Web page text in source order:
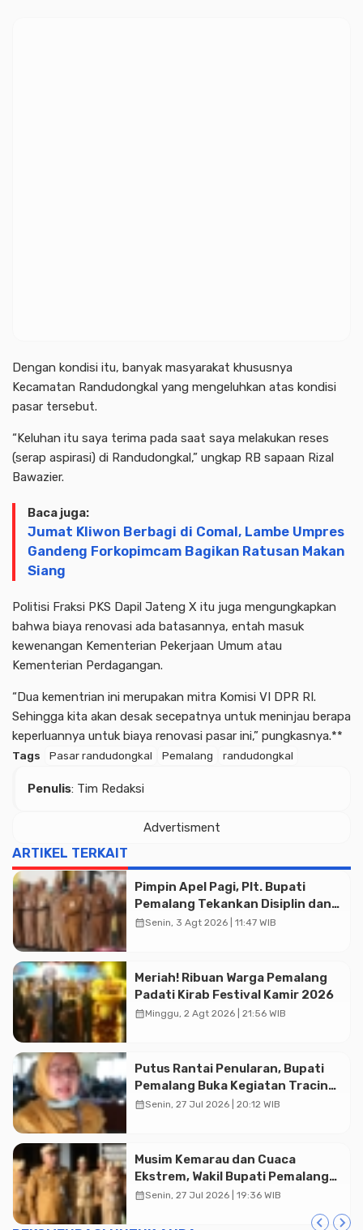
Dengan kondisi itu, banyak masyarakat khususnya
Kecamatan Randudongkal yang mengeluhkan atas kondisi
pasar tersebut.
“Keluhan itu saya terima pada saat saya melakukan reses
(serap aspirasi) di Randudongkal,” ungkap RB sapaan Rizal
Bawazier.
Baca juga:
Jumat Kliwon Berbagi di Comal, Lambe Umpres
Gandeng Forkopimcam Bagikan Ratusan Makan
Siang
Politisi Fraksi PKS Dapil Jateng X itu juga mengungkapkan
bahwa biaya renovasi ada batasannya, entah masuk
kewenangan Kementerian Pekerjaan Umum atau
Kementerian Perdagangan.
“Dua kementrian ini merupakan mitra Komisi VI DPR RI.
Sehingga kita akan desak secepatnya untuk meninjau berapa
keperluannya untuk biaya renovasi pasar ini,” pungkasnya.**
Tags Pasar randudongkal Pemalang randudongkal
Penulis: Tim Redaksi
Advertisment
ARTIKEL TERKAIT
Pimpin Apel Pagi, Plt. Bupati
Pemalang Tekankan Disiplin dan
Soliditas ASN untuk Pelayanan
calendar_monthSenin, 3 Agt 2026 | 11:47 WIB
Meriah! Ribuan Warga Pemalang
Padati Kirab Festival Kamir 2026
calendar_monthMinggu, 2 Agt 2026 | 21:56 WIB
Putus Rantai Penularan, Bupati
Pemalang Buka Kegiatan Tracing
TBC Terintegrasi di Mulyoharjo
calendar_monthSenin, 27 Jul 2026 | 20:12 WIB
Musim Kemarau dan Cuaca
Ekstrem, Wakil Bupati Pemalang
Ingatkan ASN Waspada Bahaya
calendar_monthSenin, 27 Jul 2026 | 19:36 WIB